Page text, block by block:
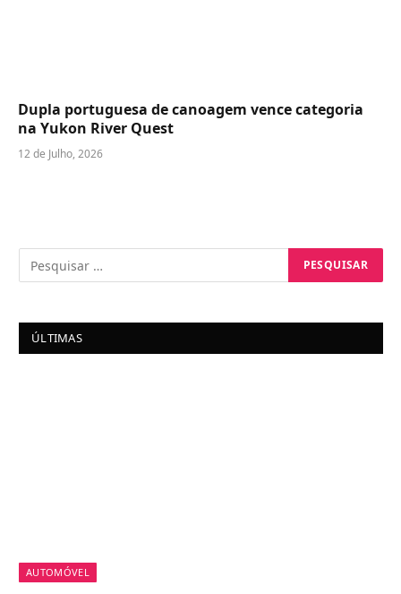
Dupla portuguesa de canoagem vence categoria
na Yukon River Quest
12 de Julho, 2026
ÚLTIMAS
AUTOMÓVEL